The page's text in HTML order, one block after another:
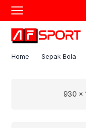
Home Sepak Bola
930 x